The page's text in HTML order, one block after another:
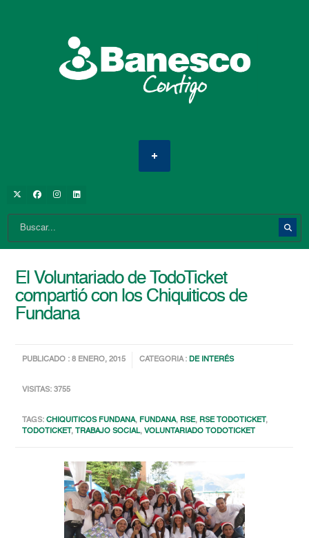
El Voluntariado de TodoTicket
compartió con los Chiquiticos de
Fundana
PUBLICADO : 8 ENERO, 2015 CATEGORIA :DE INTERÉS
VISITAS: 3755
TAGS:CHIQUITICOS FUNDANA, FUNDANA, RSE, RSE TODOTICKET,
TODOTICKET, TRABAJO SOCIAL,VOLUNTARIADO TODOTICKET